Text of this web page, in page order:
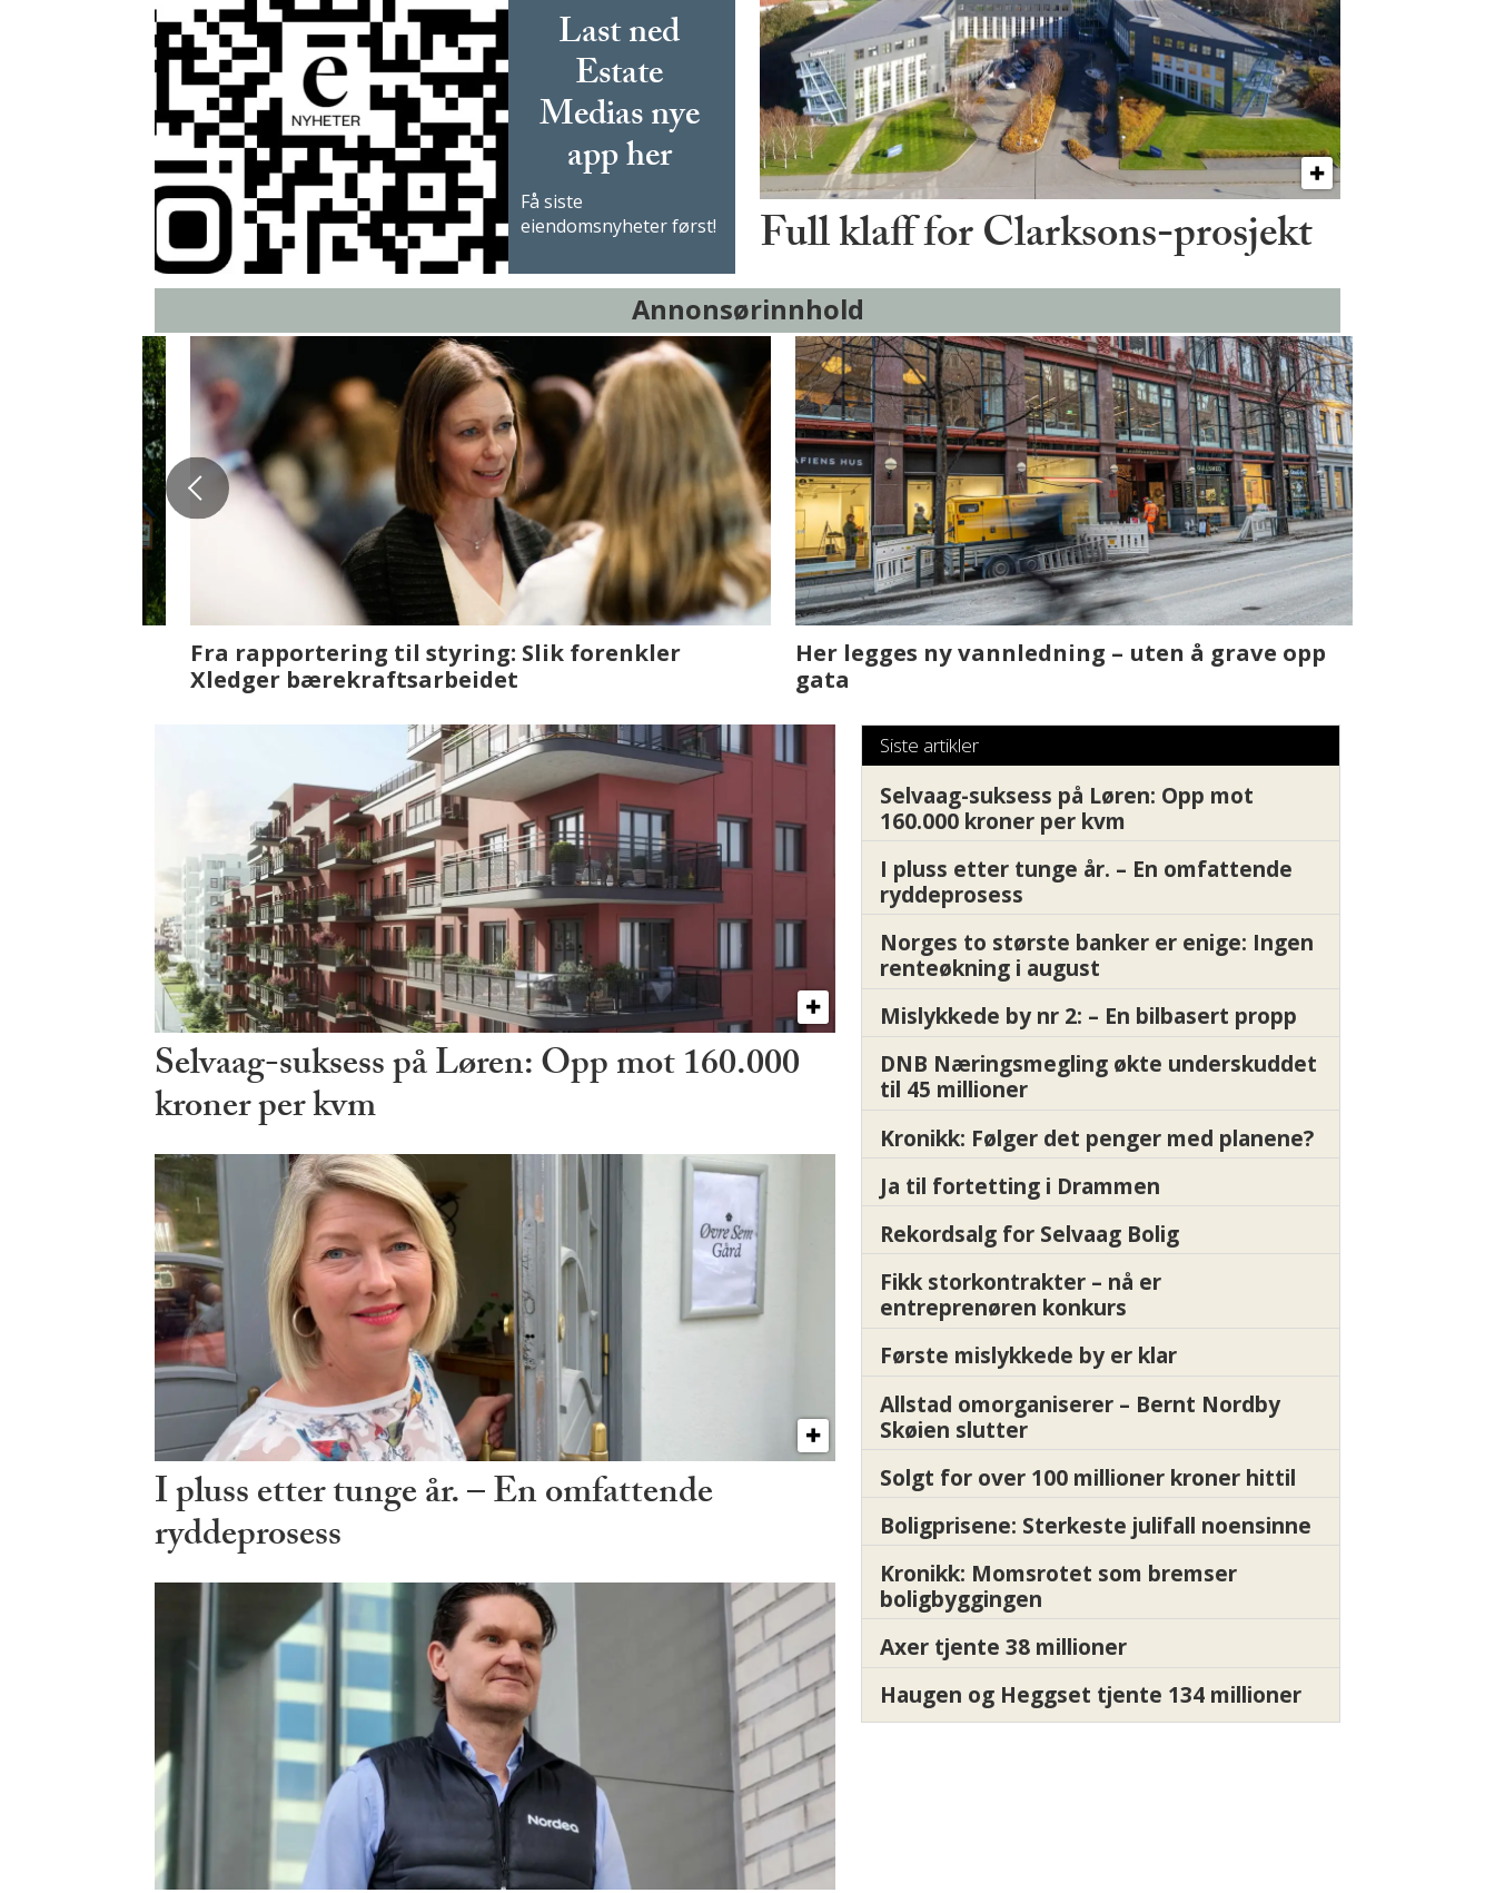
Last ned
Estate
Medias nye
app her
Få siste
eiendomsnyheter først!
Full klaff for Clarksons-prosjekt
Annonsørinnhold
Fenistra endrer eiendomsbransjen med AI. Slik
ser vi på fremtiden
Det er i Drammen det skjer
Selvaag-suksess på Løren: Opp mot 160.000
kroner per kvm
I pluss etter tunge år. – En omfattende
ryddeprosess
Siste artikler
Selvaag-suksess på Løren: Opp mot
160.000 kroner per kvm
I pluss etter tunge år. – En omfattende
ryddeprosess
Norges to største banker er enige: Ingen
renteøkning i august
Mislykkede by nr 2: – En bilbasert propp
DNB Næringsmegling økte underskuddet
til 45 millioner
Kronikk: Følger det penger med planene?
Ja til fortetting i Drammen
Rekordsalg for Selvaag Bolig
Fikk storkontrakter – nå er
entreprenøren konkurs
Første mislykkede by er klar
Allstad omorganiserer – Bernt Nordby
Skøien slutter
Solgt for over 100 millioner kroner hittil
Boligprisene: Sterkeste julifall noensinne
Kronikk: Momsrotet som bremser
boligbyggingen
Axer tjente 38 millioner
Haugen og Heggset tjente 134 millioner